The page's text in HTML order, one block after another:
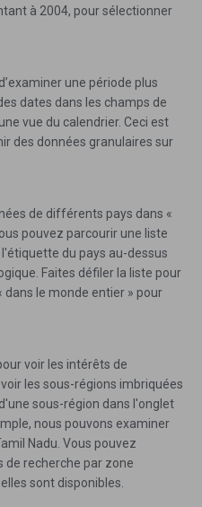
à 2004, pour sélectionner
une période plus
dates dans les champs de
vue du calendrier. Ceci est
des données granulaires sur
de différents pays dans «
pouvez parcourir une liste
du pays au-dessus
Faites défiler la liste pour
dans le monde entier » pour
voir les intérêts de
les sous-régions imbriquées
sous-région dans l'onglet
nous pouvons examiner
Nadu. Vous pouvez
de recherche par zone
sont disponibles.